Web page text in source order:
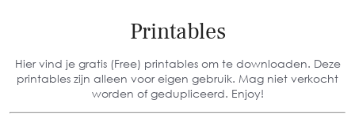
Printables
Hier vind je gratis (Free) printables om te downloaden. Deze
printables zijn alleen voor eigen gebruik. Mag niet verkocht
worden of gedupliceerd. Enjoy!